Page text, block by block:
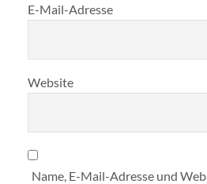
E-Mail-Adresse
Website
Name, E-Mail-Adresse und